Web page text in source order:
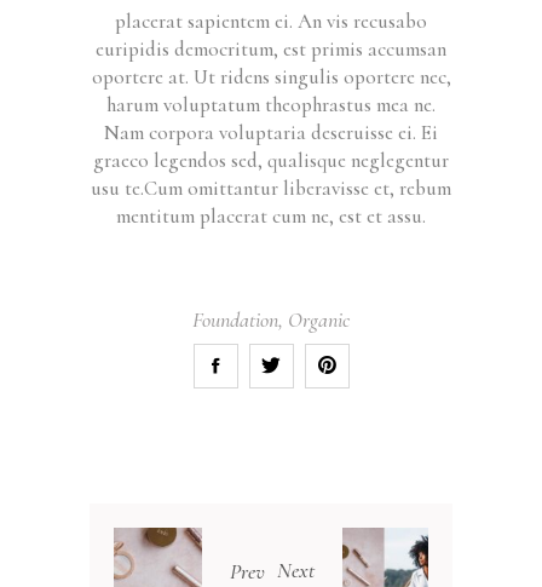
placerat sapientem ei. An vis recusabo
euripidis democritum, est primis accumsan
oportere at. Ut ridens singulis oportere nec,
harum voluptatum theophrastus mea ne.
Nam corpora voluptaria deseruisse ei. Ei
graeco legendos sed, qualisque neglegentur
usu te.Cum omittantur liberavisse et, rebum
mentitum placerat cum ne, est et assu.
Foundation, Organic
Prev Next